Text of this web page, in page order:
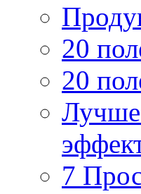
20
20
7